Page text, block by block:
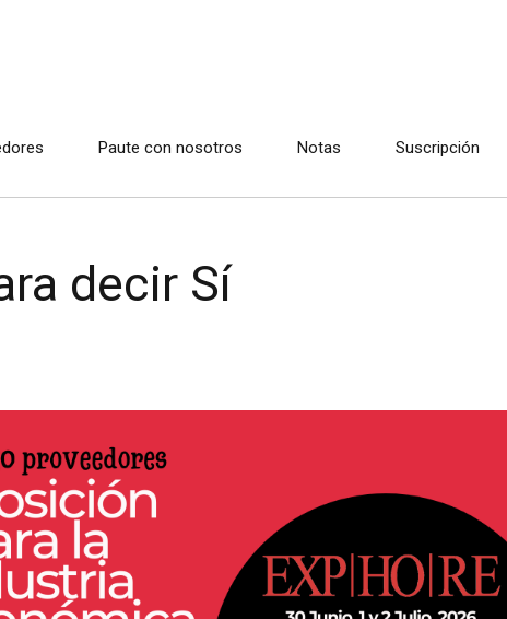
Paute con nosotros Notas Suscripción
decir Sí